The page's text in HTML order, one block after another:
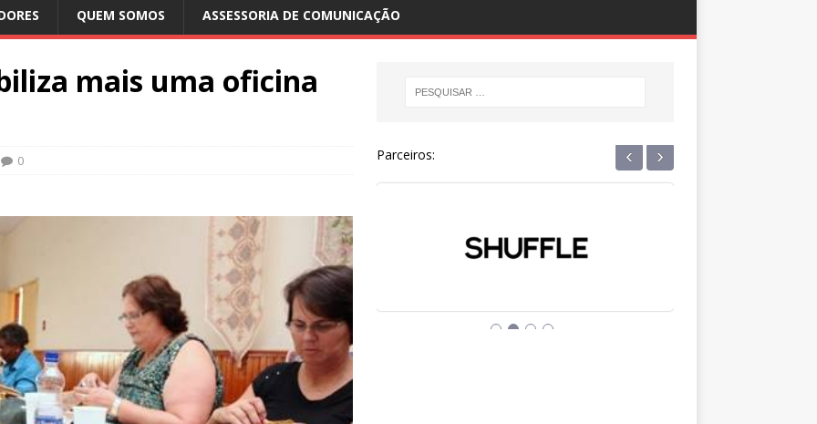
QUEM SOMOS ASSESSORIA DE COMUNICAÇÃO
mais uma oficina
0 Parceiros: ‹ ›